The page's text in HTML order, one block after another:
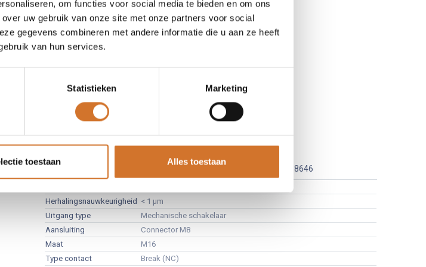
om functies voor social media te bieden en om ons
uw gebruik van onze site met onze partners voor social
gegevens combineren met andere informatie die u aan ze heeft
van hun services.
Statistieken Marketing
toestaan Alles toestaan
beperkte
PNP en
Baumer MY COM D250/S35
Artikelnummer : Leveranciersnummer : 10238646
Herhalingsnauwkeurigheid < 1 µm
Uitgang type
Mechanische schakelaar
Aansluiting
Connector M8
Maat
M16
Type contact
Break (NC)